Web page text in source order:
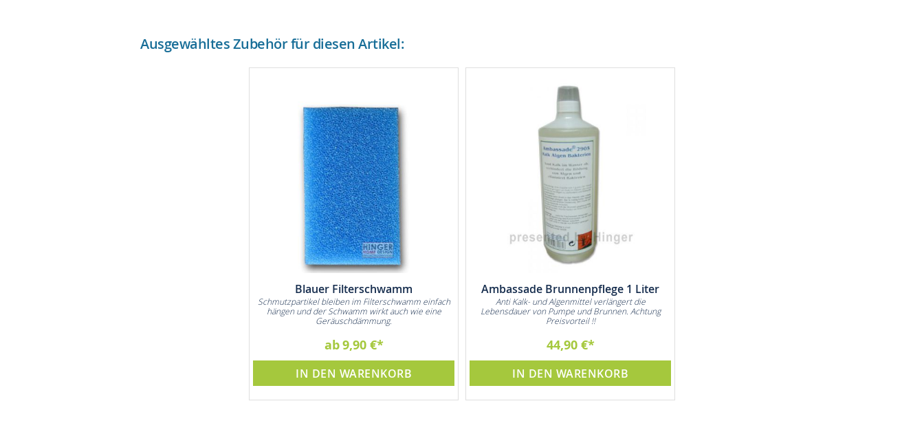
Ausgewähltes Zubehör für diesen Artikel:
Blauer Filterschwamm
Schmutzpartikel bleiben im Filterschwamm einfach
hängen und der Schwamm wirkt auch wie eine
Geräuschdämmung.
ab9,90 €
IN DEN WARENKORB
Ambassade Brunnenpflege 1 Liter
Anti Kalk- und Algenmittel verlängert die
Lebensdauer von Pumpe und Brunnen. Achtung
Preisvorteil !!
44,90 €
IN DEN WARENKORB